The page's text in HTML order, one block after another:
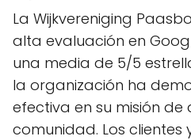
La Wijkvereniging
alta evaluación en
una media de 5/5
la organización ha
efectiva en su misión
comunidad. Los clientes